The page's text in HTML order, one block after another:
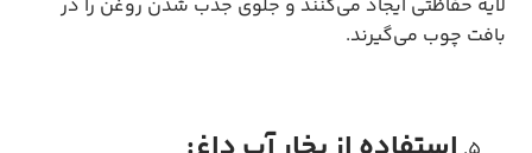
لایه حفاظتی ایجاد می‌کنند و جلوی جذب شدن روغن را در
بافت چوب می‌گیرند.